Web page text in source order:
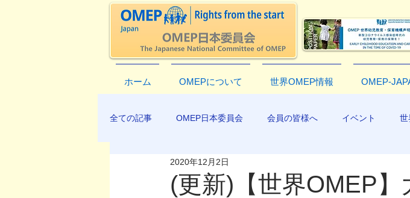
ホーム OMEPについて 世界OMEP情報 OMEP-
全ての記事 OMEP日本委員会 会員の皆様へ イベント 世
EXCO-COMMUNICATION
(更新)【世界OMEP】
2020年12月2日